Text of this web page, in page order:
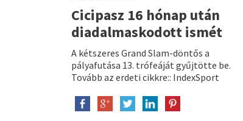
Cicipasz 16 hónap után
diadalmaskodott ismét
A kétszeres Grand Slam-döntős a
pályafutása 13. trófeáját gyűjtötte be.
Tovább az erdeti cikkre:: IndexSport